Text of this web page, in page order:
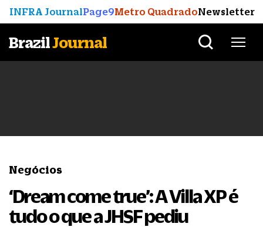
INFRA JournalPage9Metro QuadradoNewsletter
BrazilJournal
Negócios
‘Dream come true’: A Villa XP é
tudo o que a JHSF pediu